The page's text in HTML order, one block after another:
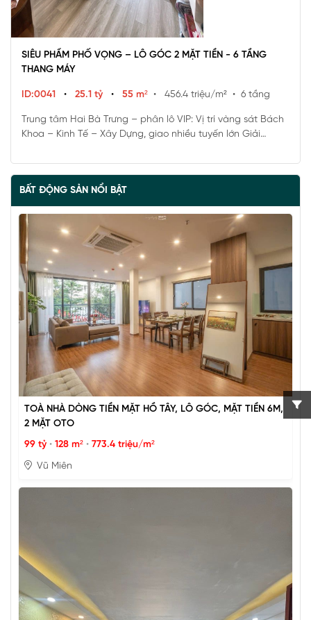
SIÊU PHẨM PHỐ VỌNG – LÔ GÓC 2 MẶT TIỀN - 6 TẦNG
THANG MÁY
ID:0041 • 25.1 tỷ • 55 m² • 456.4 triệu/m² • 6 tầng
Trung tâm Hai Bà Trưng – phân lô VIP: Vị trí vàng sát Bách
Khoa – Kinh Tế – Xây Dựng, giao nhiều tuyến lớn Giải
Huế – Minh Khai… Hồ Hoàn Kiếm
BẤT ĐỘNG SẢN NỔI BẬT
TOÀ NHÀ DÒNG TIỀN MẶT HỒ TÂY, LÔ GÓC, MẶT TIỀN 6M,
2 MẶT OTO
99 tỷ • 128 m² • 773.4 triệu/m²
Vũ Miên